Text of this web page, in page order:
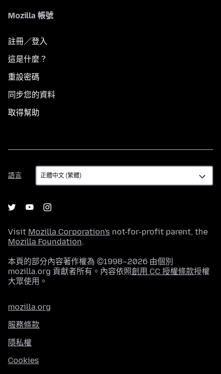
Mozilla 帳號
註冊／登入
這是什麼？
重設密碼
同步您的資料
取得幫助
語言
語
言
Visit Mozilla Corporation's not-for-profit parent, the
Mozilla Foundation.
本頁的部分內容著作權為 ©1998–2026 由個別
mozilla.org 貢獻者所有。內容依照創用 CC 授權條款授權
大眾使用。
mozilla.org
服務條款
隱私權
Cookies